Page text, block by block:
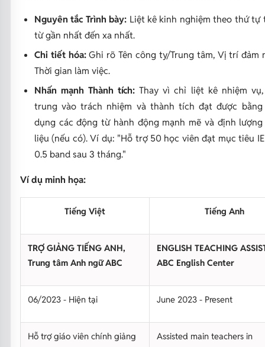
Nguyên tắc Trình bày: Liệt kê kinh nghiệm theo thứ tự
từ gần nhất đến xa nhất.
Chi tiết hóa:Ghi rõ Tên công ty/Trung tâm, Vị trí đảm
Thời gian làm việc.
Nhấn mạnh Thành tích: Thay vì chỉ liệt kê nhiệm
trung vào trách nhiệm và thành tích đạt được bằng
dụng các động từ hành động mạnh mẽ và định
liệu (nếu có). Ví dụ: "Hỗ trợ 50 học viên đạt mục tiêu
0.5 band sau 3 tháng."
Ví dụ minh họa:
Tiếng Việt Tiếng Anh
TRỢ GIẢNG TIẾNG ANH,
Trung tâm Anh ngữ ABC
ENGLISH TEACHING
ABC English Center
06/2023 - Hiện tại June 2023 - Present
Hỗ trợ giáo viên chính giảng
Assisted main teachers in